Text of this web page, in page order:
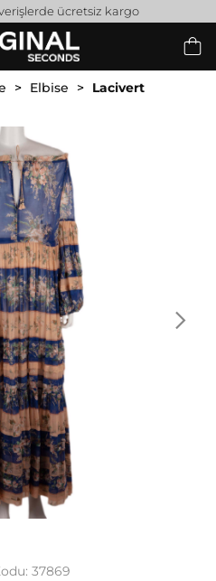
ücretsiz kargo
Elbise
Lacivert
37869